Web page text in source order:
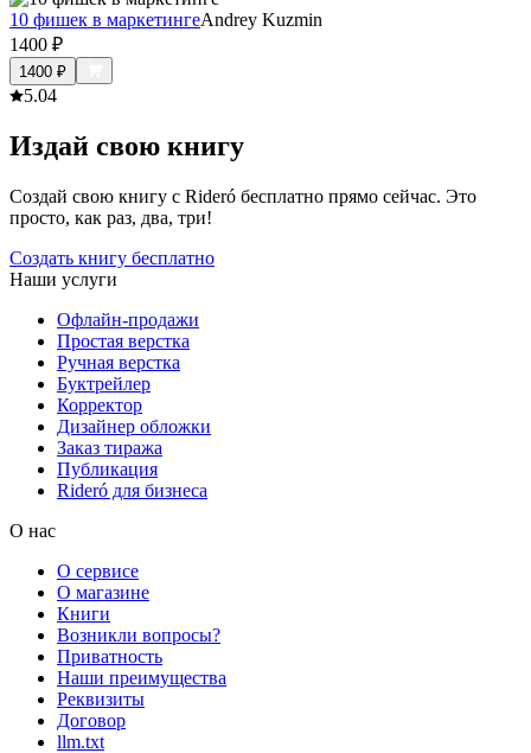
10 фишек в маркетингеAndrey Kuzmin
1400 ₽
1400 ₽
5.04
Издай свою книгу
Создай свою книгу с Rideró бесплатно прямо сейчас. Это
просто, как раз, два, три!
Создать книгу бесплатно
Наши услуги
Офлайн-продажи
Простая верстка
Ручная верстка
Буктрейлер
Корректор
Дизайнер обложки
Заказ тиража
Публикация
Rideró для бизнеса
О нас
О сервисе
О магазине
Книги
Возникли вопросы?
Приватность
Наши преимущества
Реквизиты
Договор
llm.txt